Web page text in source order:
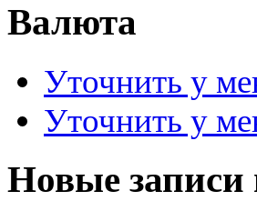
Валюта
Уточнить у
Уточнить у
Новые записи